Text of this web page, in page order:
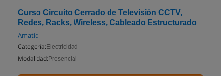
Curso Circuito Cerrado de Televisión CCTV,
Redes, Racks, Wireless, Cableado Estructurado
Amatic
Categoría: Electricidad
Modalidad: Presencial